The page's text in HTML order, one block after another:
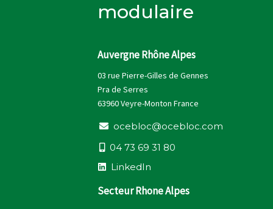
modulaire
Auvergne Rhône Alpes
03 rue Pierre-Gilles de Gennes
Pra de Serres
63960 Veyre-Monton France
ocebloc@ocebloc.com
04 73 69 31 80
LinkedIn
Secteur Rhone Alpes